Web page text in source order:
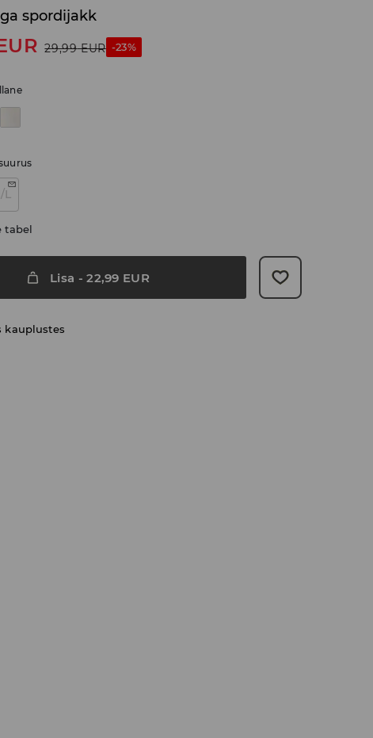
spordijakk
29,99 EUR -23%
L
tabel
Lisa -22,99 EUR
kauplustes